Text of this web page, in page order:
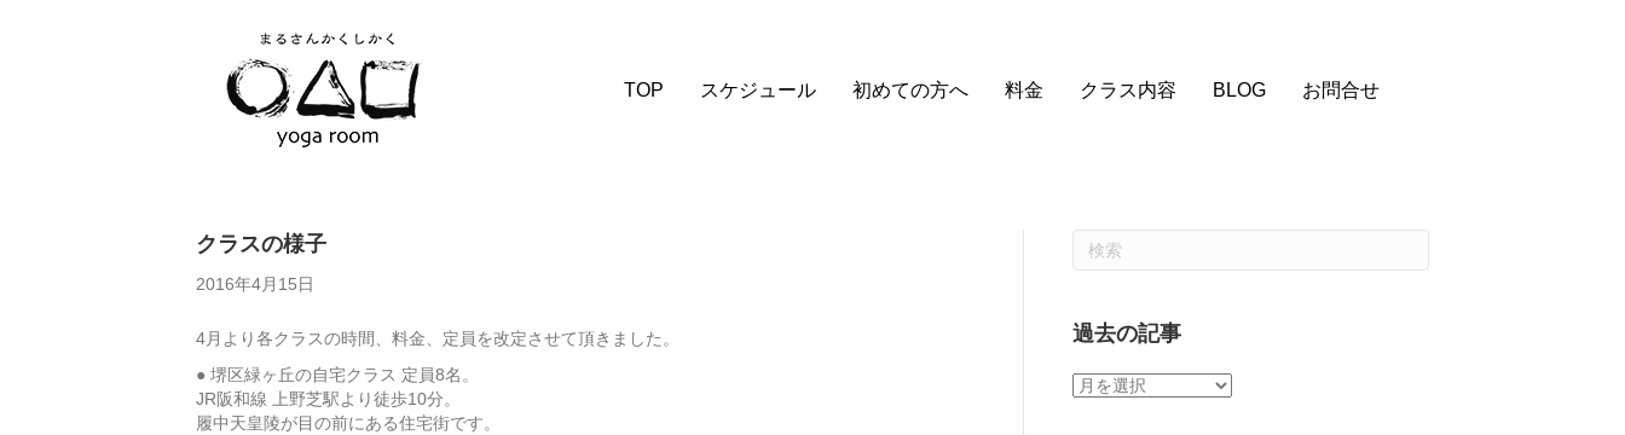
TOP スケジュール 初めての方へ 料金 クラス内容 BLOG お問合せ
クラスの様子
2016年4月15日
4月より各クラスの時間、料金、定員を改定させて頂きました。
● 堺区緑ヶ丘の自宅クラス 定員8名。
JR阪和線 上野芝駅より徒歩10分。
履中天皇陵が目の前にある住宅街です。
過去の記事
過